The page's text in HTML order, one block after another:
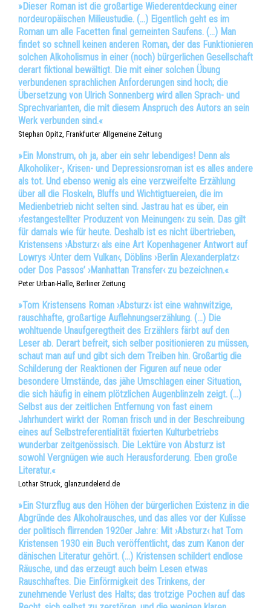
»Dieser Roman ist die großartige Wiederentdeckung einer
nordeuropäischen Milieustudie. (…) Eigentlich geht es im
Roman um alle Facetten final gemeinten Saufens. (…) Man
findet so schnell keinen anderen Roman, der das Funktionieren
solchen Alkoholismus in einer (noch) bürgerlichen Gesellschaft
derart fiktional bewältigt. Die mit einer solchen Übung
verbundenen sprachlichen Anforderungen sind hoch; die
Übersetzung von Ulrich Sonnenberg wird allen Sprach- und
Sprechvarianten, die mit diesem Anspruch des Autors an sein
Werk verbunden sind.«
Stephan Opitz, Frankfurter Allgemeine Zeitung
»Ein Monstrum, oh ja, aber ein sehr lebendiges! Denn als
Alkoholiker-, Krisen- und Depressionsroman ist es alles andere
als tot. Und ebenso wenig als eine verzweifelte Erzählung
über all die Floskeln, Bluffs und Wichtigtuereien, die im
Medienbetrieb nicht selten sind. Jastrau hat es über, ein
›festangestellter Produzent von Meinungen‹ zu sein. Das gilt
für damals wie für heute. Deshalb ist es nicht übertrieben,
Kristensens ›Absturz‹ als eine Art Kopenhagener Antwort auf
Lowrys ›Unter dem Vulkan‹, Döblins ›Berlin Alexanderplatz‹
oder Dos Passos’ ›Manhattan Transfer‹ zu bezeichnen.«
Peter Urban-Halle, Berliner Zeitung
»Tom Kristensens Roman ›Absturz‹ ist eine wahnwitzige,
rauschhafte, großartige Auflehnungserzählung. (…) Die
wohltuende Unaufgeregtheit des Erzählers färbt auf den
Leser ab. Derart befreit, sich selber positionieren zu müssen,
schaut man auf und gibt sich dem Treiben hin. Großartig die
Schilderung der Reaktionen der Figuren auf neue oder
besondere Umstände, das jähe Umschlagen einer Situation,
die sich häufig in einem plötzlichen Augenblinzeln zeigt. (…)
Selbst aus der zeitlichen Entfernung von fast einem
Jahrhundert wirkt der Roman frisch und in der Beschreibung
eines auf Selbstreferentialität fixierten Kulturbetriebs
wunderbar zeitgenössisch. Die Lektüre von Absturz ist
sowohl Vergnügen wie auch Herausforderung. Eben große
Literatur.«
Lothar Struck, glanzundelend.de
»Ein Sturzflug aus den Höhen der bürgerlichen Existenz in die
Abgründe des Alkoholrausches, und das alles vor der Kulisse
der politisch flirrenden 1920er Jahre: Mit ›Absturz‹ hat Tom
Kristensen 1930 ein Buch veröffentlicht, das zum Kanon der
dänischen Literatur gehört. (…) Kristensen schildert endlose
Räusche, und das erzeugt auch beim Lesen etwas
Rauschhaftes. Die Einförmigkeit des Trinkens, der
zunehmende Verlust des Halts; das trotzige Pochen auf das